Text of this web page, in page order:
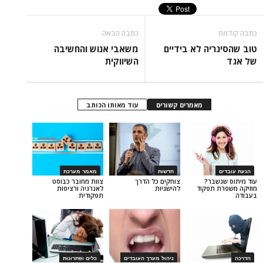
לא בידיים
משאבי אנוש והחשיבה
עוד מאותו הכותב
מאמר מערכת
צוות מחובר כבוסט
לאנרגיה ורציפות
חדשות
צוחקים כל הדרך
להישגיות
כלים ופתרונות ניהול מערך העובדים